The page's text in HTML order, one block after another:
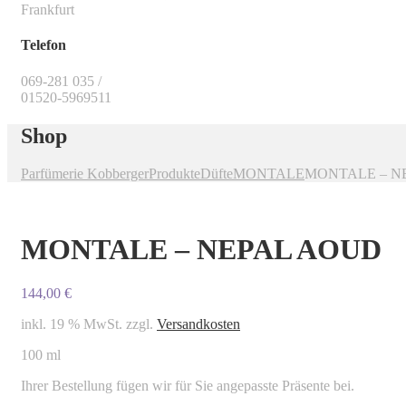
Frankfurt
Telefon
069-281 035 /
01520-5969511
Shop
Parfümerie KobbergerProdukteDüfteMONTALEMONTALE –
MONTALE – NEPAL AOUD
144,00 €
inkl. 19 % MwSt. zzgl. Versandkosten
100 ml
Ihrer Bestellung fügen wir für Sie angepasste Präsente bei.